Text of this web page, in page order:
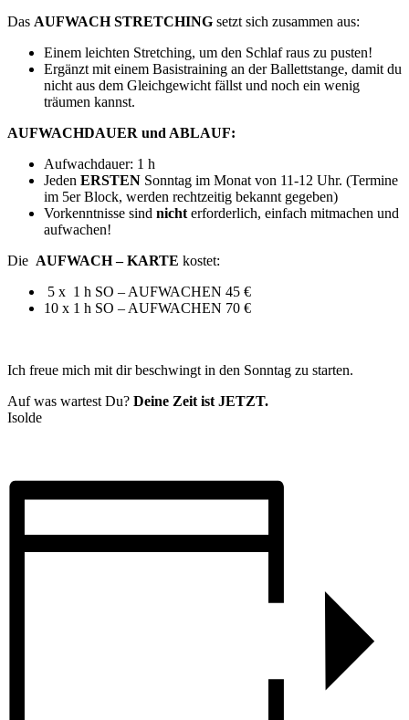
Das AUFWACH STRETCHING setzt sich zusammen aus:
Einem leichten Stretching, um den Schlaf raus zu pusten!
Ergänzt mit einem Basistraining an der Ballettstange, damit du
nicht aus dem Gleichgewicht fällst und noch ein wenig
träumen kannst.
AUFWACHDAUER und ABLAUF:
Aufwachdauer: 1 h
Jeden ERSTEN Sonntag im Monat von 11-12 Uhr. (Termine
im 5er Block, werden rechtzeitig bekannt gegeben)
Vorkenntnisse sind nicht erforderlich, einfach mitmachen und
aufwachen!
Die AUFWACH – KARTE kostet:
5 x 1 h SO – AUFWACHEN 45 €
10 x 1 h SO – AUFWACHEN 70 €
Ich freue mich mit dir beschwingt in den Sonntag zu starten.
Auf was wartest Du? Deine Zeit ist JETZT.
Isolde